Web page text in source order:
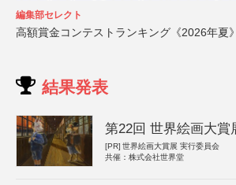
編集部セレクト
高額賞金コンテストランキング《2026年夏》
結果発表
第22回 世界絵画大賞
[PR] 世界絵画大賞展 実行委員会
共催：株式会社世界堂